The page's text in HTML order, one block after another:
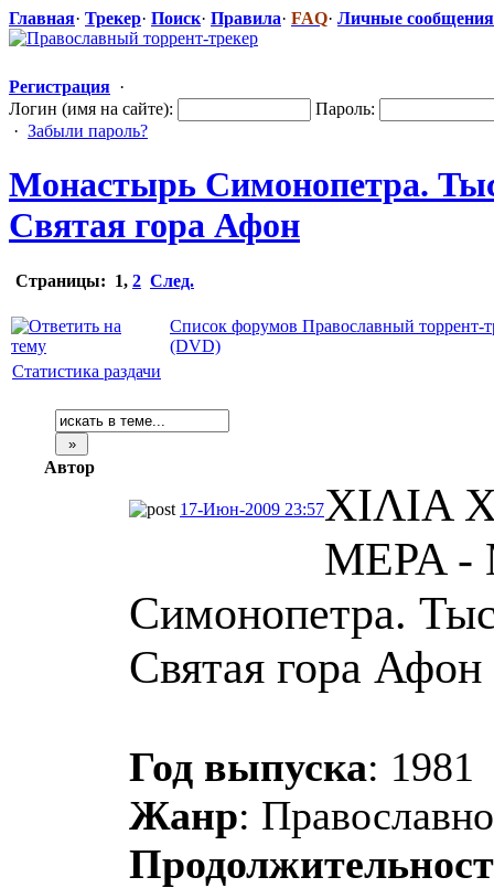
Главная· Трекер· Поиск· Правила· FAQ· Личные сообщения
Регистрация ·
Логин (имя на сайте):
Пароль:
· Забыли пароль?
Монастырь Симонопетра.
Святая гора Афон
Страницы: 1, 2 След.
Список форумов Православный торрент-
(DVD)
Статистика раздачи
Автор
17-Июн-2009 23:57ΧΙΛΙΑ
ΜΕΡΑ -
Симонопетра.
Святая гора Афон
Год выпуска: 1981
Жанр: